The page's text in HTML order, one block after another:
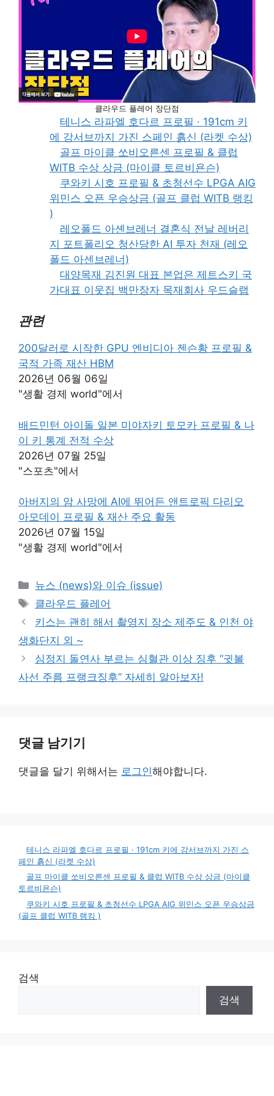
클라우드 플레어 장단점
테니스 라파엘 호다르 프로필 · 191cm 키
에 강서브까지 가진 스페인 흙신 (라켓 수상)
골프 마이클 쏘비오른센 프로필 & 클럽
WITB 수상 상금 (마이클 토르비욘슨)
쿠와키 시호 프로필 & 초청선수 LPGA AIG
위민스 오픈 우승상금 (골프 클럽 WITB 랭킹
)
레오폴드 아셴브레너 결혼식 전날 레버리
지 포트폴리오 청산당한 AI 투자 천재 (레오
폴드 아센브레너)
대양목재 김진원 대표 본업은 제트스키 국
가대표 이웃집 백만장자 목재회사 우드슬랩
관련
200달러로 시작한 GPU 엔비디아 젠슨황 프로필 &
국적 가족 재산 HBM
2026년 06월 06일
"생활 경제 world"에서
배드민턴 아이돌 일본 미야자키 토모카 프로필 & 나
이 키 통계 전적 수상
2026년 07월 25일
"스포츠"에서
아버지의 암 사망에 AI에 뛰어든 앤트로픽 다리오
아모데이 프로필 & 재산 주요 활동
2026년 07월 15일
"생활 경제 world"에서
카
테
리
뉴스 (news)와 이슈 (issue)
태
그
클라우드 플레어
키스는 괜히 해서 촬영지 장소 제주도 & 인천 야
생화단지 외 ~
심정지 돌연사 부르는 심혈관 이상 징후 “귓볼
사선 주름 프랭크징후” 자세히 알아보자!
댓글 남기기
댓글을 달기 위해서는 로그인해야합니다.
테니스 라파엘 호다르 프로필 · 191cm 키에 강서브까지 가진 스
페인 흙신 (라켓 수상)
골프 마이클 쏘비오른센 프로필 & 클럽 WITB 수상 상금 (마이클
토르비욘슨)
쿠와키 시호 프로필 & 초청선수 LPGA AIG 위민스 오픈 우승상금
(골프 클럽 WITB 랭킹 )
검색
검색